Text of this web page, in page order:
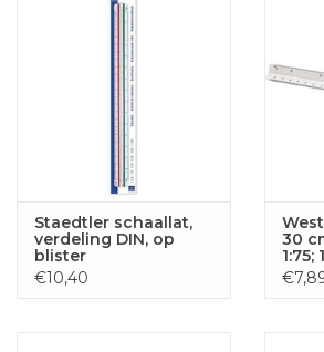
Staedtler schaallat,
verdeling DIN, op
blister
€10,40
30
1:75;